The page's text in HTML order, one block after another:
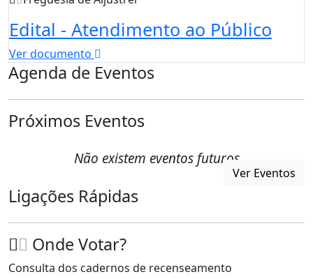
Edital - Atendimento ao Público
Ver documento
Agenda de Eventos
Próximos Eventos
Não existem eventos futuros
Ver Eventos
Ligações Rápidas
Onde Votar?
Consulta dos cadernos de recenseamento